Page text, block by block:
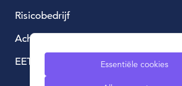
Risicobedrijf
Achtergestelde lening
EETS, European Electronic Toll Service
Essentiële cookies